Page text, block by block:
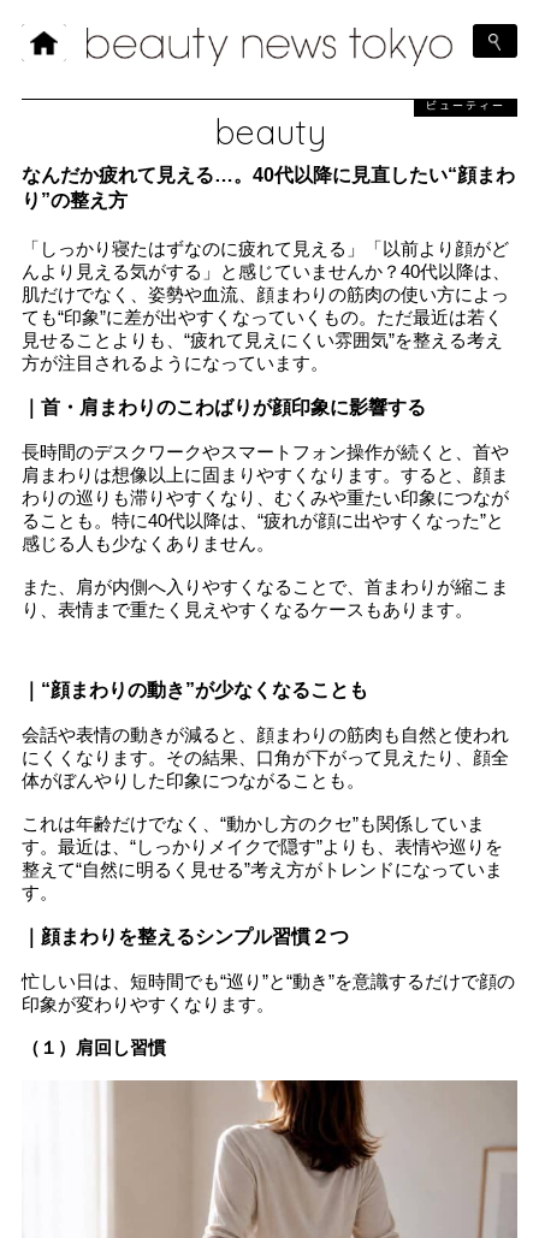
beauty
ビューティー
なんだか疲れて見える…。40代以降に見直したい“顔まわ
り”の整え方
「しっかり寝たはずなのに疲れて見える」「以前より顔がど
んより見える気がする」と感じていませんか？40代以降は、
肌だけでなく、姿勢や血流、顔まわりの筋肉の使い方によっ
ても“印象”に差が出やすくなっていくもの。ただ最近は若く
見せることよりも、“疲れて見えにくい雰囲気”を整える考え
方が注目されるようになっています。
｜首・肩まわりのこわばりが顔印象に影響する
長時間のデスクワークやスマートフォン操作が続くと、首や
肩まわりは想像以上に固まりやすくなります。すると、顔ま
わりの巡りも滞りやすくなり、むくみや重たい印象につなが
ることも。特に40代以降は、“疲れが顔に出やすくなった”と
感じる人も少なくありません。
また、肩が内側へ入りやすくなることで、首まわりが縮こま
り、表情まで重たく見えやすくなるケースもあります。
｜“顔まわりの動き”が少なくなることも
会話や表情の動きが減ると、顔まわりの筋肉も自然と使われ
にくくなります。その結果、口角が下がって見えたり、顔全
体がぼんやりした印象につながることも。
これは年齢だけでなく、“動かし方のクセ”も関係していま
す。最近は、“しっかりメイクで隠す”よりも、表情や巡りを
整えて“自然に明るく見せる”考え方がトレンドになっていま
す。
｜顔まわりを整えるシンプル習慣２つ
忙しい日は、短時間でも“巡り”と“動き”を意識するだけで顔の
印象が変わりやすくなります。
（１）肩回し習慣